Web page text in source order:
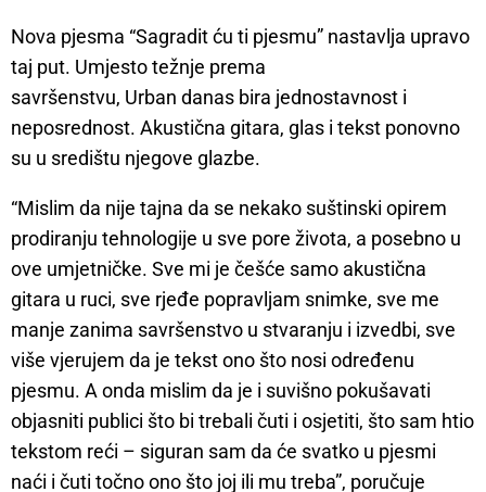
Nova pjesma “Sagradit ću ti pjesmu” nastavlja upravo
taj put. Umjesto težnje prema
savršenstvu, Urban danas bira jednostavnost i
neposrednost. Akustična gitara, glas i tekst ponovno
su u središtu njegove glazbe.
“Mislim da nije tajna da se nekako suštinski opirem
prodiranju tehnologije u sve pore života, a posebno u
ove umjetničke. Sve mi je češće samo akustična
gitara u ruci, sve rjeđe popravljam snimke, sve me
manje zanima savršenstvo u stvaranju i izvedbi, sve
više vjerujem da je tekst ono što nosi određenu
pjesmu. A onda mislim da je i suvišno pokušavati
objasniti publici što bi trebali čuti i osjetiti, što sam htio
tekstom reći – siguran sam da će svatko u pjesmi
naći i čuti točno ono što joj ili mu treba”, poručuje